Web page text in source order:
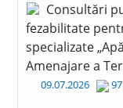
Consultări
fezabilitate
specializate
Amenajare a
09.07.2026 97